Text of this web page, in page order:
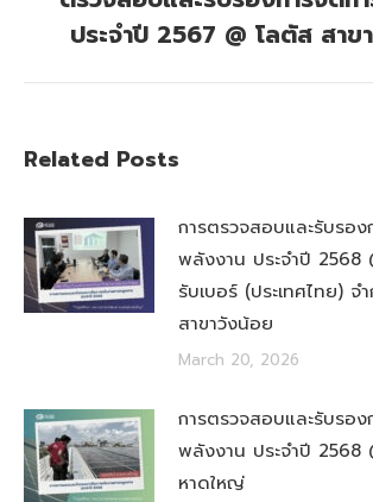
Next
post:
ประจำปี 2567 @ โลตัส สาข
Related Posts
การตรวจสอบและรับรอง
พลังงาน ประจำปี 2568
รับเบอร์ (ประเทศไทย) จ
สาขาวังน้อย
March 20, 2026
การตรวจสอบและรับรอง
พลังงาน ประจำปี 2568
หาดใหญ่